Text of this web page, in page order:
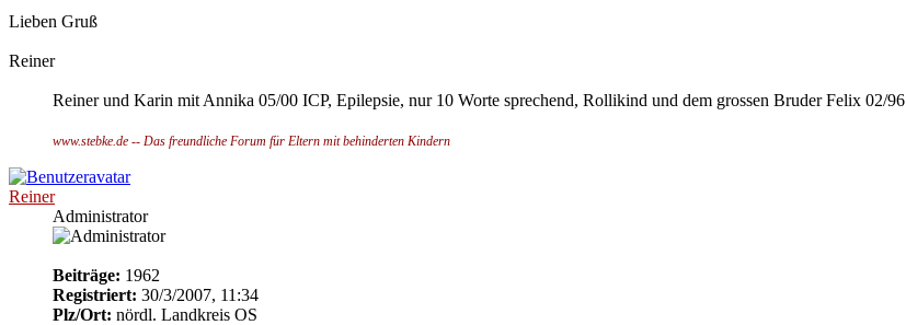
Lieben Gruß
Reiner
Reiner und Karin mit Annika 05/00 ICP, Epilepsie, nur 10 Worte sprechend, Rollikind und dem grossen Bruder Felix 02/96
www.stebke.de -- Das freundliche Forum für Eltern mit behinderten Kindern
Reiner
Administrator
Beiträge: 1962
Registriert: 30/3/2007, 11:34
Plz/Ort: nördl. Landkreis OS